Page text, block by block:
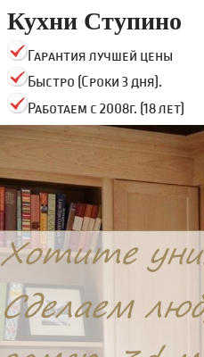
Кухни Ступино
Гарантия лучшей цены
Быстро (Сроки 3 дня).
Работаем с 2008г. (18 лет)